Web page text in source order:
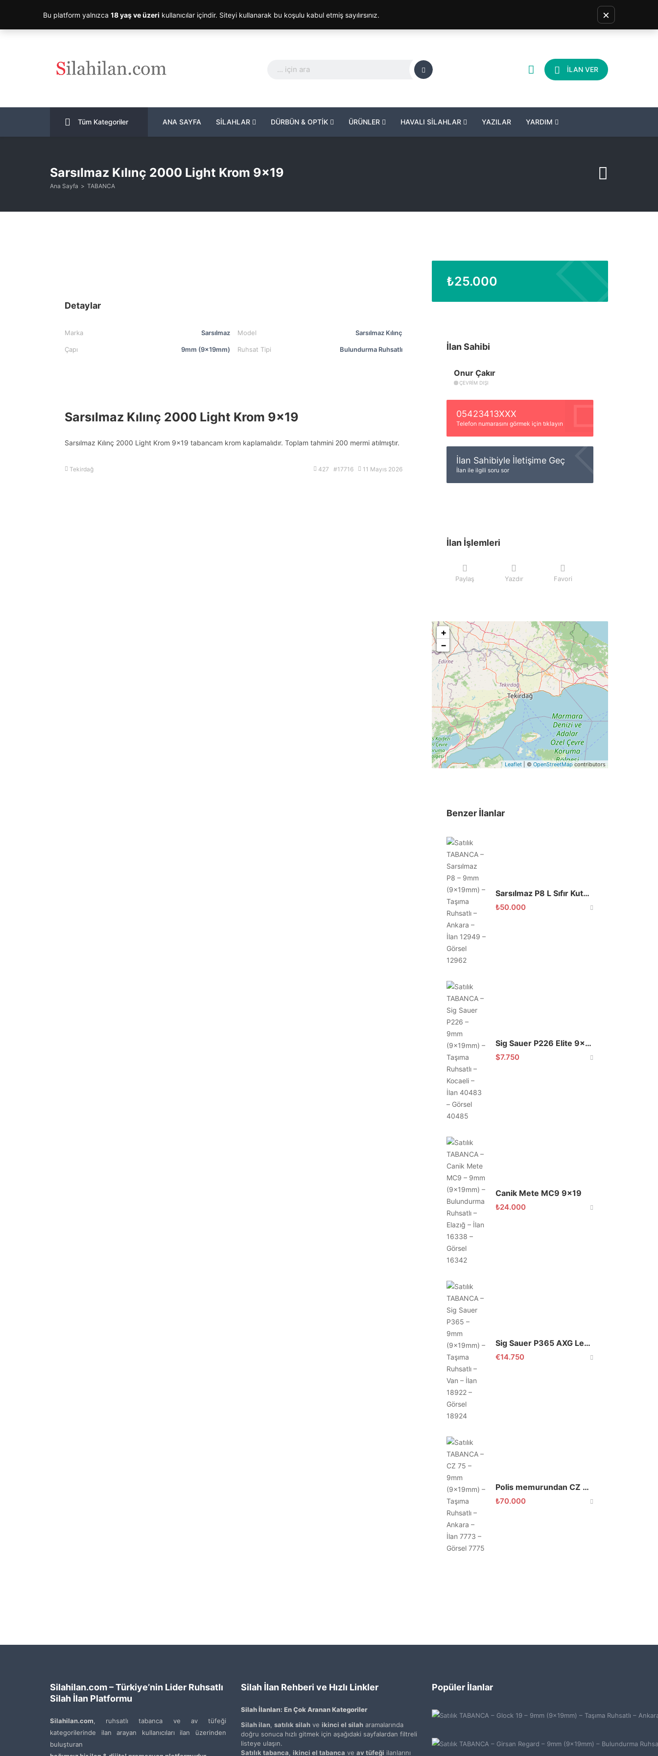
İLAN VER
Tüm Kategoriler ANA SAYFA SİLAHLAR DÜRBÜN & OPTİK ÜRÜNLER HAVALI SİLAHLAR YAZILAR YARDIM
Sarsılmaz Kılınç 2000 Light Krom 9×19
Ana Sayfa TABANCA
Detaylar
Marka Sarsılmaz Model Sarsılmaz Kılınç
Çapı 9mm (9x19mm) Ruhsat Tipi Bulundurma Ruhsatlı
Sarsılmaz Kılınç 2000 Light Krom 9×19
Sarsılmaz Kılınç 2000 Light Krom 9×19 tabancam krom kaplamalıdır. Toplam tahmini 200 mermi atılmıştır.
Tekirdağ 427 #17716 11 Mayıs 2026
₺25.000
İlan Sahibi
Onur Çakır
ÇEVRIM DIŞI
05423413XXX
Telefon numarasını görmek için tıklayın
İlan Sahibiyle İletişime Geç
İlan ile ilgili soru sor
İlan İşlemleri
Paylaş Yazdır Favori
+
−
Leaflet | © OpenStreetMapcontributors
Benzer İlanlar
Sarsılmaz P8 L Sıfır Kutulu
₺50.000
Sig Sauer P226 Elite 9×19
$7.750
Canik Mete MC9 9×19
₺24.000
Sig Sauer P365 AXG Legion 9×19
€14.750
Polis memurundan CZ 75 B
₺70.000
Silahilan.com – Türkiye’nin Lider Ruhsatlı
Silah İlan Platformu
Silahilan.com, ruhsatlı tabanca ve av tüfeği
kategorilerinde ilan arayan kullanıcıları ilan üzerinden
buluşturan
Silah İlan Rehberi ve Hızlı Linkler
Silah İlanları: En Çok Aranan Kategoriler
Silah ilan satılık silah ve ikinci el silah aramalarında
doğru sonuca hızlı gitmek için aşağıdaki sayfalardan filtreli
listeye ulaşın.
Satılık tabanca ikinci el tabanca ve av tüfeği ilanlarını
Popüler İlanlar
Bu platform yalnızca 18 yaş ve üzeri kullanıcılar içindir. Siteyi kullanarak bu koşulu kabul etmiş sayılırsınız. ×